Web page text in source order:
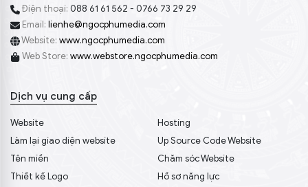
Điện thoại: 088 61 61 562 - 0766 73 29 29
Email: lienhe@ngocphumedia.com
Website: www.ngocphumedia.com
Web Store: www.webstore.ngocphumedia.com
Dịch vụ cung cấp
Website
Hosting
Làm lại giao diện website
Up Source Code Website
Tên miền
Chăm sóc Website
Thiết kế Logo
Hồ sơ năng lực